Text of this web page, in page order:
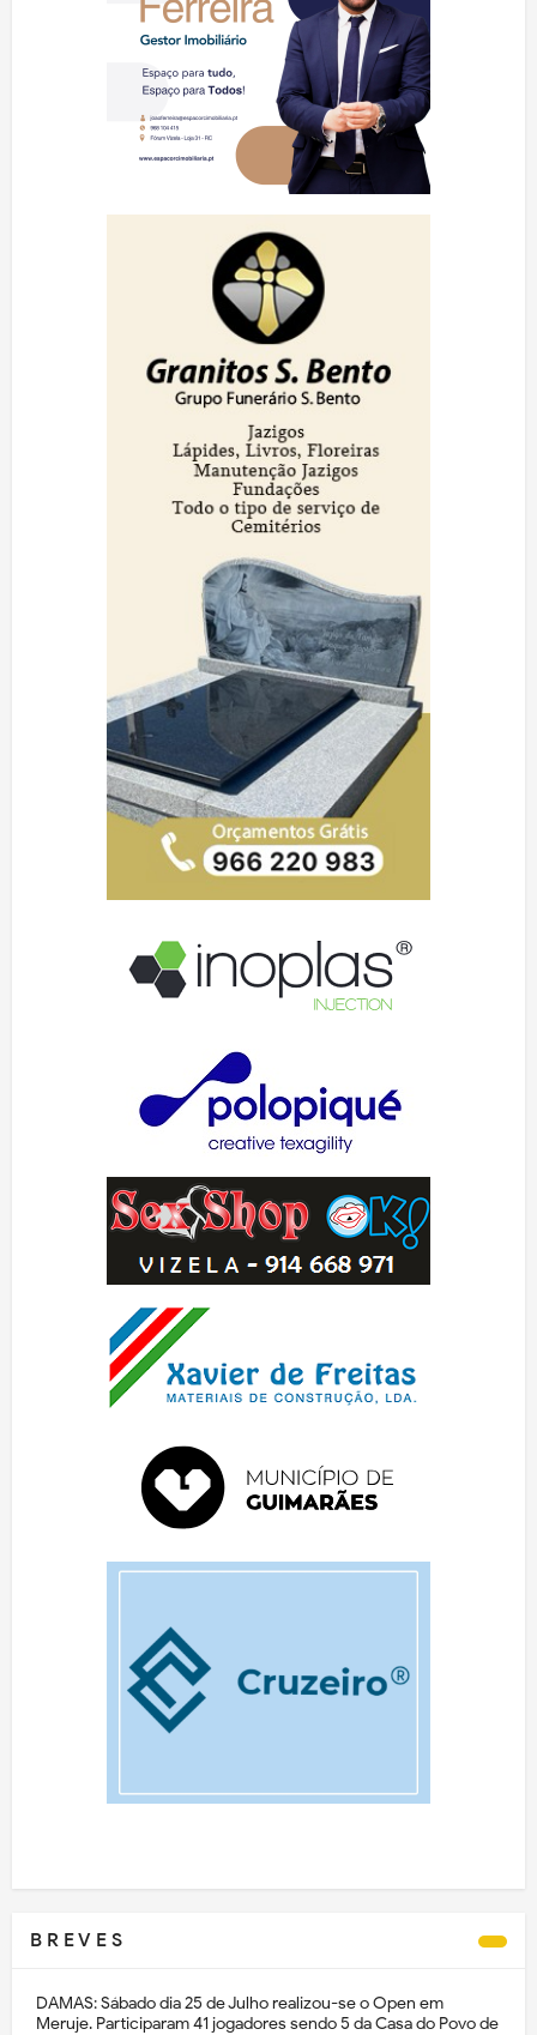
B R E V E S
DAMAS: Sábado dia 25 de Julho realizou-se o Open em
Meruje. Participaram 41 jogadores sendo 5 da Casa do Povo de